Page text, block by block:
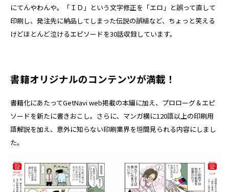
にてんやわんや。「ＩＤ」という文字修正を「エロ」と誤って直して
印刷し、発注先に納品してしまった伝説の誤植など、ちょっと笑える
けどほとんど泣けるエピソードを30話収録しています。
書籍オリジナルのコンテンツが満載！
書籍化にあたってGetNavi web掲載の本編に加え、プロローグ＆エピ
ソードを新たに書きおこし。さらに、マンガ横に120語以上の印刷用
語解説を加え、意外に知らない印刷業界を垣間見られる内容にしまし
た。